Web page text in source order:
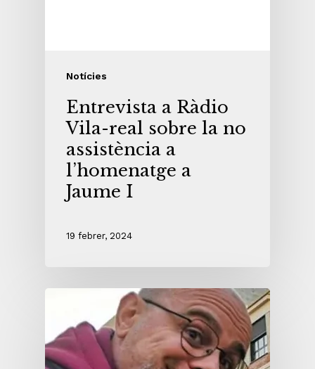
Notícies
Entrevista a Ràdio
Vila-real sobre la no
assistència a
l’homenatge a
Jaume I
19 febrer, 2024